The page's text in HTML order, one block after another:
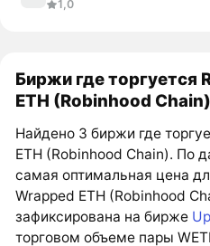
1,0
Биржи где торгуется
ETH (Robinhood Chain)
Найдено 3 биржи где
ETH (Robinhood Chain). По
самая оптимальная цена
Wrapped ETH (Robinhood
зафиксирована на бирже
торговом объеме пары